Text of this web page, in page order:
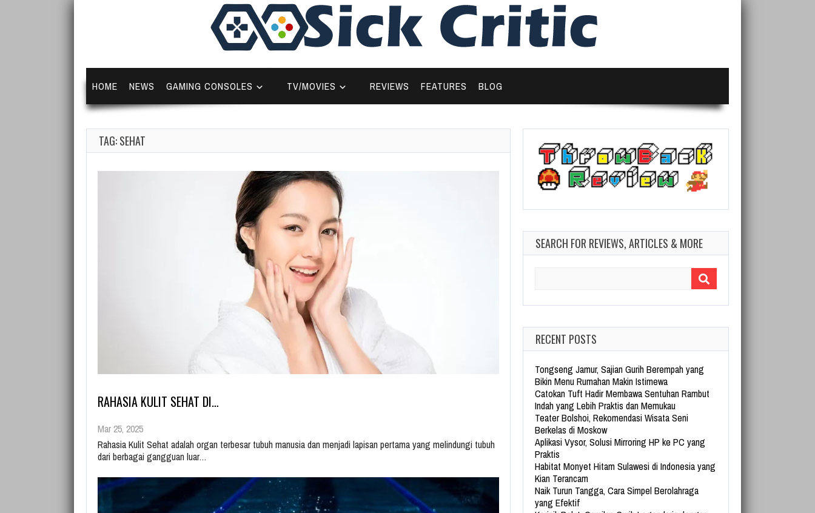
HOME NEWS GAMING CONSOLES TV/MOVIES REVIEWS FEATURES BLOG
TAG: SEHAT
RAHASIA KULIT SEHAT DI…
Mar 25, 2025
Rahasia Kulit Sehat adalah organ terbesar tubuh manusia dan menjadi lapisan pertama yang melindungi tubuh
dari berbagai gangguan luar…
SEARCH FOR REVIEWS, ARTICLES & MORE
RECENT POSTS
Tongseng Jamur, Sajian Gurih Berempah yang
Bikin Menu Rumahan Makin Istimewa
Catokan Tuft Hadir Membawa Sentuhan Rambut
Indah yang Lebih Praktis dan Memukau
Teater Bolshoi, Rekomendasi Wisata Seni
Berkelas di Moskow
Aplikasi Vysor, Solusi Mirroring HP ke PC yang
Praktis
Habitat Monyet Hitam Sulawesi di Indonesia yang
Kian Terancam
Naik Turun Tangga, Cara Simpel Berolahraga
yang Efektif